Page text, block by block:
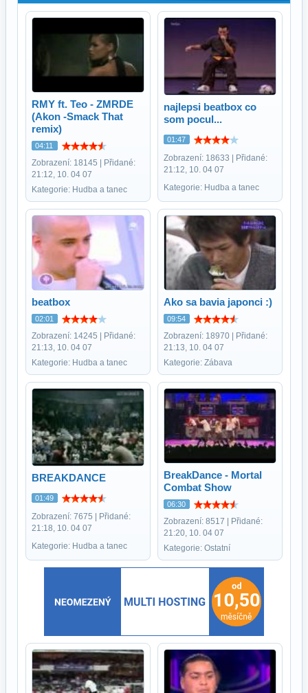
RMY ft. Teo - ZMRDE
(Akon -Smack That
remix)
04:11
Zobrazení: 18145 | Přidané:
21:12, 10. 04 07
Kategorie: Hudba a tanec
najlepsi beatbox co
som pocul...
01:47
Zobrazení: 18633 | Přidané:
21:12, 10. 04 07
Kategorie: Hudba a tanec
beatbox
02:01
Zobrazení: 14245 | Přidané:
21:13, 10. 04 07
Kategorie: Hudba a tanec
Ako sa bavia japonci :)
09:54
Zobrazení: 18970 | Přidané:
21:13, 10. 04 07
Kategorie: Zábava
BREAKDANCE
01:49
Zobrazení: 7675 | Přidané:
21:18, 10. 04 07
Kategorie: Hudba a tanec
BreakDance - Mortal
Combat Show
06:30
Zobrazení: 8517 | Přidané:
21:20, 10. 04 07
Kategorie: Ostatní